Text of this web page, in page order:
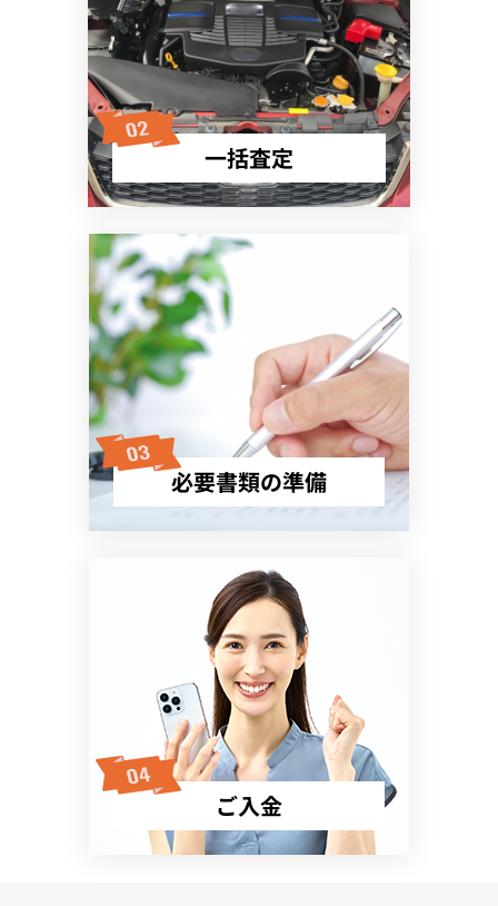
一括査定
必要書類の準備
ご入金